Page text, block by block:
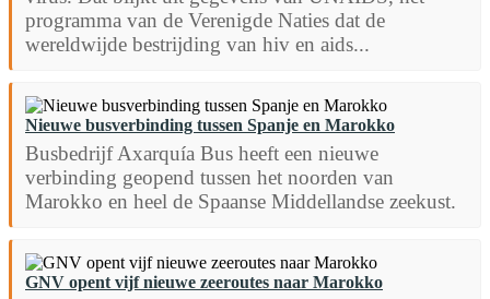
programma van de Verenigde Naties dat de
wereldwijde bestrijding van hiv en aids...
Nieuwe busverbinding tussen Spanje en Marokko
Busbedrijf Axarquía Bus heeft een nieuwe
verbinding geopend tussen het noorden van
Marokko en heel de Spaanse Middellandse zeekust.
GNV opent vijf nieuwe zeeroutes naar Marokko